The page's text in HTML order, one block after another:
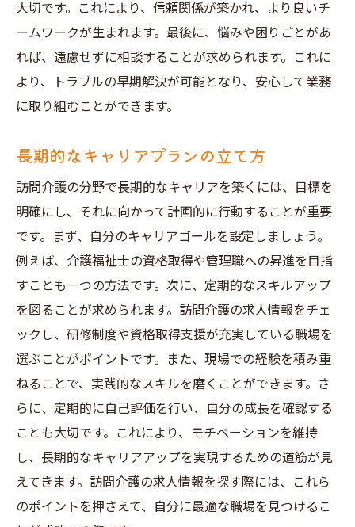
大切です。これにより、信頼関係が築かれ、より良いチ
ームワークが生まれます。最後に、悩みや困りごとがあ
れば、遠慮せずに相談することが求められます。これに
より、トラブルの早期解決が可能となり、安心して業務
に取り組むことができます。
長期的なキャリアプランの立て方
訪問介護の分野で長期的なキャリアを築くには、目標を
明確にし、それに向かって計画的に行動することが重要
です。まず、自分のキャリアゴールを設定しましょう。
例えば、介護福祉士の資格取得や管理職への昇進を目指
すことも一つの方法です。次に、定期的なスキルアップ
を図ることが求められます。訪問介護の求人情報をチェ
ックし、研修制度や資格取得支援が充実している職場を
選ぶことがポイントです。また、現場での経験を積み重
ねることで、実践的なスキルを磨くことができます。さ
らに、定期的に自己評価を行い、自分の成長を確認する
ことも大切です。これにより、モチベーションを維持
し、長期的なキャリアアップを実現するための道筋が見
えてきます。訪問介護の求人情報を探す際には、これら
のポイントを押さえて、自分に最適な職場を見つけるこ